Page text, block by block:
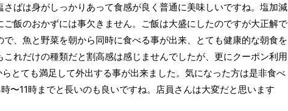
ばは身がしっかりあって食感が良く普通に美味しいですね。塩加減
飯のおかずには事欠きません。ご飯は大盛にしたのですが大正解で
で、魚と野菜を朝から同時に食べる事が出来、とても健康的な朝食を
れだけの種類だと割高感は感じませんでしたが、更にクーポン利用
とても満足して外出する事が出来ました。気になった方は是非食べ
〜11時までと長いのも良いですね。店員さんは大変だと思います